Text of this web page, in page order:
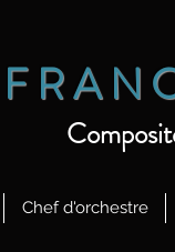
F RA N
Chef d'orchestre